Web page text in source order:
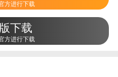
方进行下载
下载
方进行下载